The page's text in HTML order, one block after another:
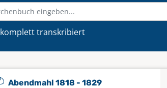
komplett transkribiert
Abendmahl 1818 - 1829